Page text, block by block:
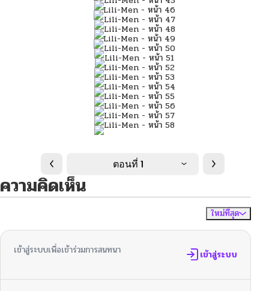
ตอนที่ 1
ความคิดเห็น
ใหม่ที่สุด
เข้าสู่ระบบเพื่อเข้าร่วมการสนทนา เข้าสู่ระบบ